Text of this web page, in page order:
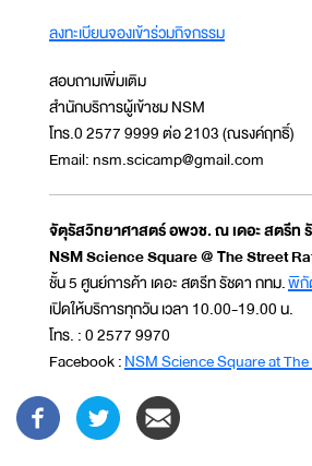
ลงทะเบียนจองเข้าร่วมกิจกรรม
สอบถามเพิ่มเติม
สำนักบริการผู้เข้าชม NSM
โทร.0 2577 9999 ต่อ 2103 (ณรงค์ฤทธิ์)
Email: nsm.scicamp@gmail.com
จัตุรัสวิทยาศาสตร์ อพวช. ณ เดอะ สตรีท
NSM Science Square @ The Street
ชั้น 5 ศูนย์การค้า เดอะ สตรีท รัชดา กทม.พิ
เปิดให้บริการทุกวัน เวลา 10.00-19.00 น.
โทร. : 0 2577 9970
Facebook :NSM Science Square at